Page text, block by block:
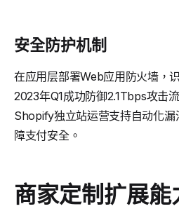
安全防护机制
在应用层部署Web应用防火墙，
2023年Q1成功防御2.1Tbps攻击
Shopify独立站运营支持自动化
障支付安全。
商家定制扩展能